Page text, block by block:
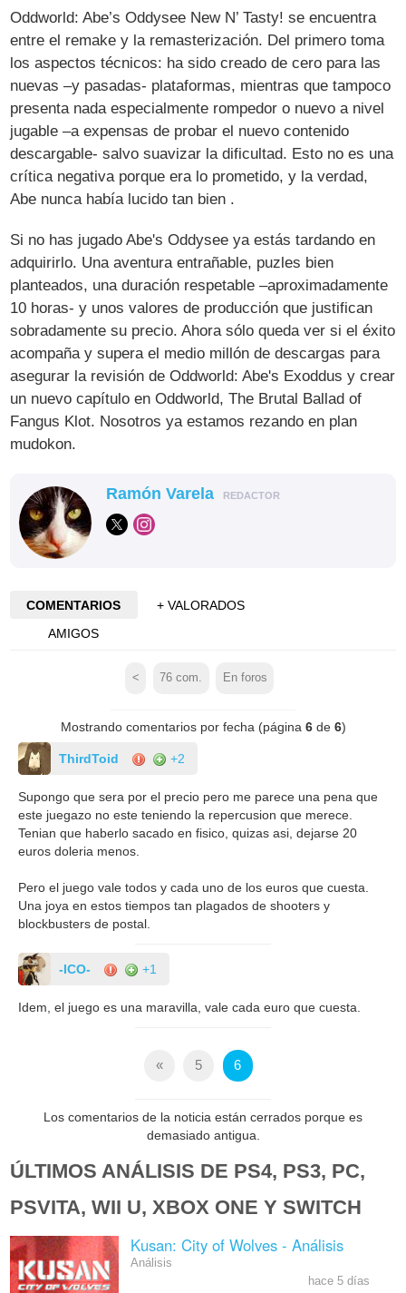
Oddworld: Abe’s Oddysee New N’ Tasty! se encuentra
entre el remake y la remasterización. Del primero toma
los aspectos técnicos: ha sido creado de cero para las
nuevas –y pasadas- plataformas, mientras que tampoco
presenta nada especialmente rompedor o nuevo a nivel
jugable –a expensas de probar el nuevo contenido
descargable- salvo suavizar la dificultad. Esto no es una
crítica negativa porque era lo prometido, y la verdad,
Abe nunca había lucido tan bien .
Si no has jugado Abe's Oddysee ya estás tardando en
adquirirlo. Una aventura entrañable, puzles bien
planteados, una duración respetable –aproximadamente
10 horas- y unos valores de producción que justifican
sobradamente su precio. Ahora sólo queda ver si el éxito
acompaña y supera el medio millón de descargas para
asegurar la revisión de Oddworld: Abe's Exoddus y crear
un nuevo capítulo en Oddworld, The Brutal Ballad of
Fangus Klot. Nosotros ya estamos rezando en plan
mudokon.
Ramón Varela REDACTOR
COMENTARIOS
+ VALORADOS
AMIGOS
< 76 com. En foros
Mostrando comentarios por fecha (página 6de 6)
ThirdToid +2
Supongo que sera por el precio pero me parece una pena que
este juegazo no este teniendo la repercusion que merece.
Tenian que haberlo sacado en fisico, quizas asi, dejarse 20
euros doleria menos.
Pero el juego vale todos y cada uno de los euros que cuesta.
Una joya en estos tiempos tan plagados de shooters y
blockbusters de postal.
-ICO- +1
Idem, el juego es una maravilla, vale cada euro que cuesta.
« 5 6
Los comentarios de la noticia están cerrados porque es
demasiado antigua.
ÚLTIMOS ANÁLISIS DE PS4, PS3, PC,
PSVITA, WII U, XBOX ONE Y SWITCH
Kusan: City of Wolves - Análisis
Análisis
hace 5 días